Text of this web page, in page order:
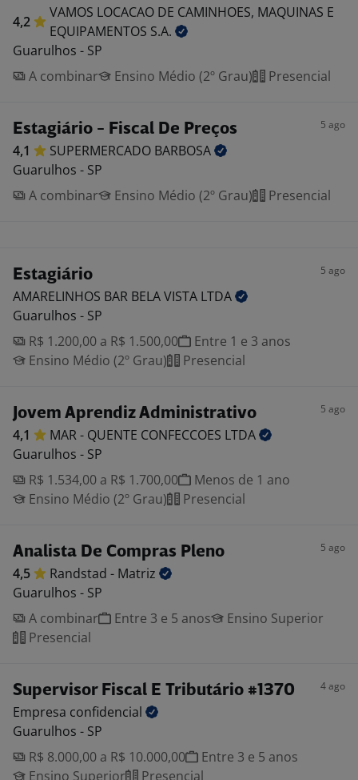
4,2
VAMOS LOCACAO DE CAMINHOES, MAQUINAS E
EQUIPAMENTOS S.A.
Guarulhos - SP
A combinar
Ensino Médio (2º Grau) Presencial
Estagiário - Fiscal De Preços 5 ago
4,1 SUPERMERCADO BARBOSA
Guarulhos - SP
A combinar
Ensino Médio (2º Grau) Presencial
Estagiário 5 ago
AMARELINHOS BAR BELA VISTA LTDA
Guarulhos - SP
R$ 1.200,00 a R$ 1.500,00
Entre 1 e 3 anos
Ensino Médio (2º Grau)
Presencial
Jovem Aprendiz Administrativo 5 ago
4,1 MAR - QUENTE CONFECCOES LTDA
Guarulhos - SP
R$ 1.534,00 a R$ 1.700,00
Menos de 1 ano
Ensino Médio (2º Grau)
Presencial
Analista De Compras Pleno 5 ago
4,5 Randstad - Matriz
Guarulhos - SP
A combinar
Entre 3 e 5 anos
Ensino Superior
Presencial
Supervisor Fiscal E Tributário #1370 4 ago
Empresa confidencial
Guarulhos - SP
R$ 8.000,00 a R$ 10.000,00
Entre 3 e 5 anos
Ensino Superior
Presencial